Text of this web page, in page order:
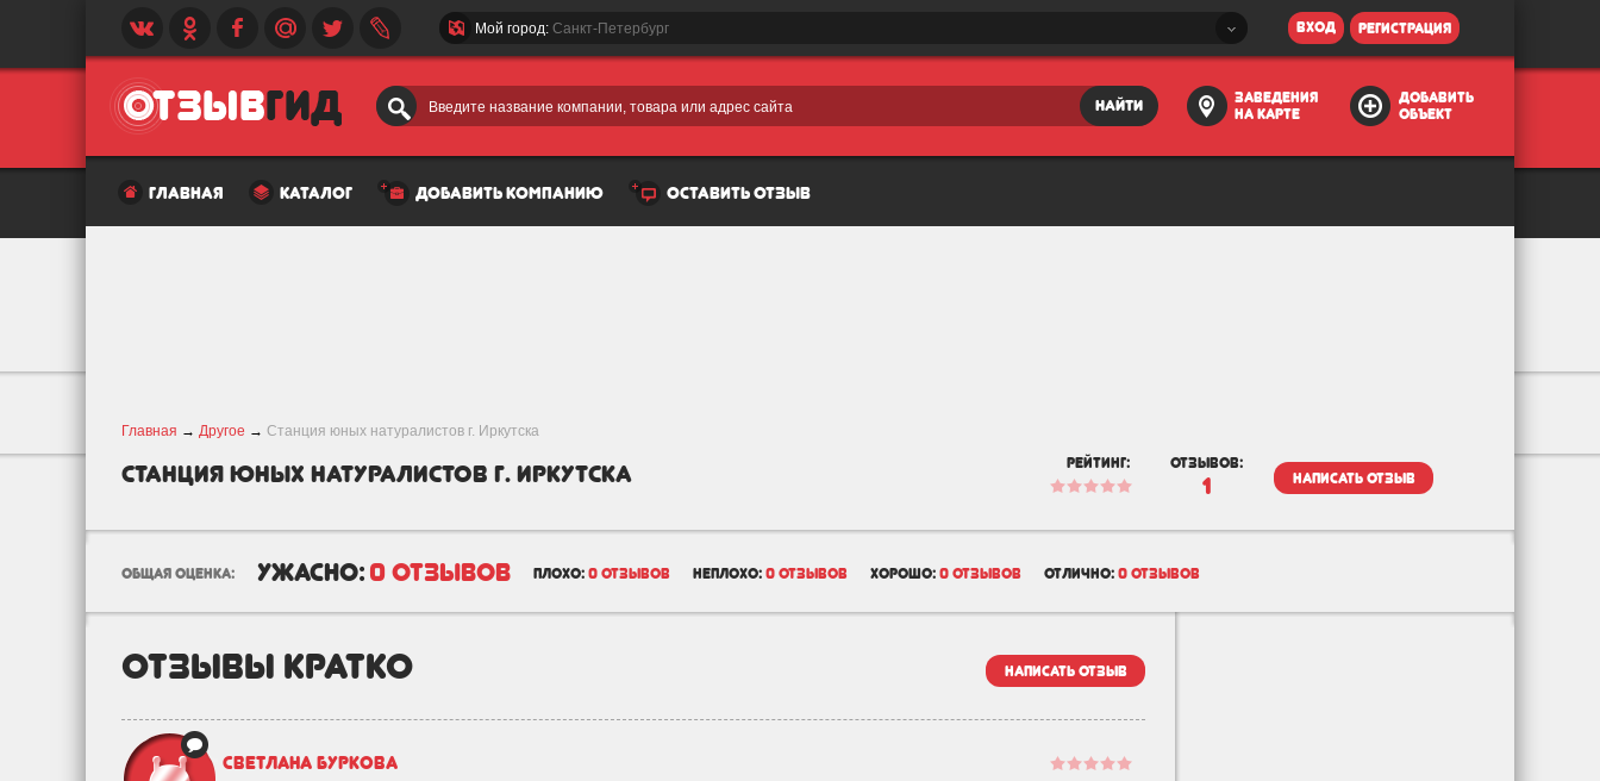
Введите название компании, товара или адрес сайта
Мой город: Санкт-Петербург вход регистрация
найти
заведения
на карте
добавить
объект
главная каталог добавить компанию оставить отзыв
Главная → Другое → Станция юных натуралистов г. Иркутска
Станция юных натуралистов г. Иркутска рейтинг: отзывов:
1 написать отзыв
общая оценка: ужасно: 0 отзывов плохо: 0 отзывов неплохо: 0 отзывов хорошо: 0 отзывов отлично: 0 отзывов
отзывы кратко написать отзыв
Светлана Буркова